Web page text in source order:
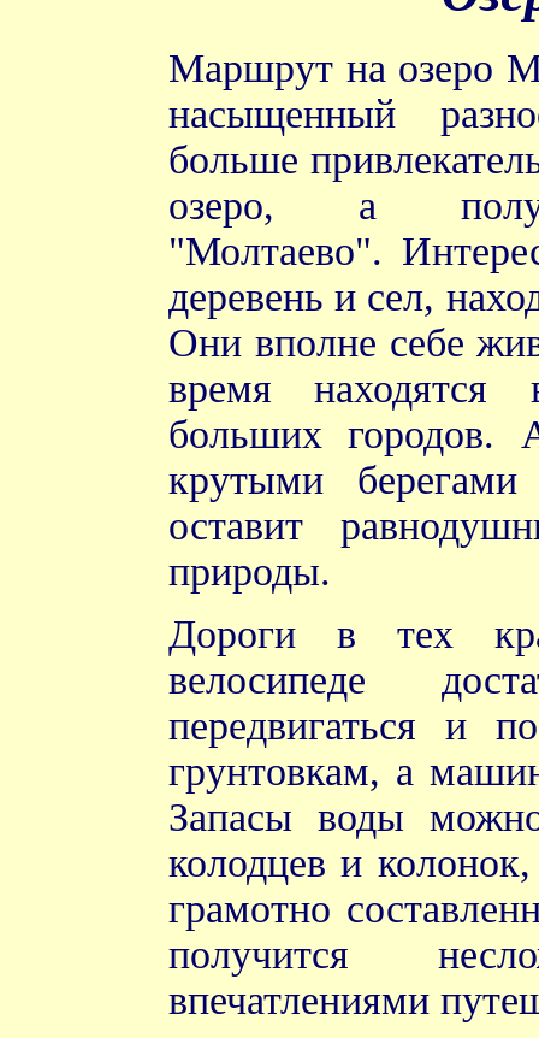
Маршрут на озеро
насыщенный
больше
озеро, а
"Молтаево".
деревень и сел,
Они вполне себе
время
больших
крутыми
оставит
природы.
Дороги в тех
велосипеде
передвигаться и
грунтовкам, а
Запасы воды
колодцев и
грамотно
получится
впечатлениями